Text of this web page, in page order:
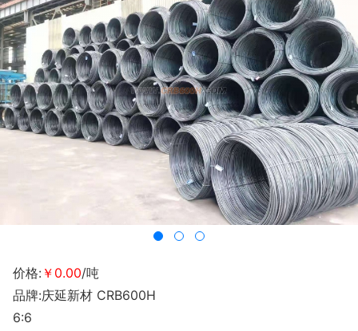
价格: ￥0.00/吨
品牌:庆延新材 CRB600H
6:6